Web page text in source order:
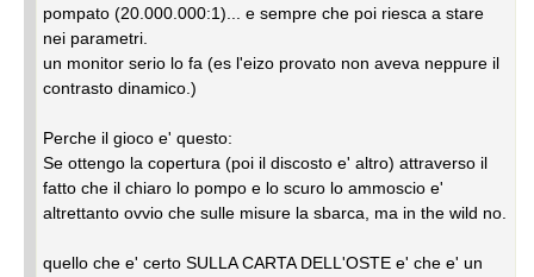
pompato (20.000.000:1)... e sempre che poi riesca a stare
nei parametri.
un monitor serio lo fa (es l'eizo provato non aveva neppure il
contrasto dinamico.)
Perche il gioco e' questo:
Se ottengo la copertura (poi il discosto e' altro) attraverso il
fatto che il chiaro lo pompo e lo scuro lo ammoscio e'
altrettanto ovvio che sulle misure la sbarca, ma in the wild no.
quello che e' certo SULLA CARTA DELL'OSTE e' che e' un